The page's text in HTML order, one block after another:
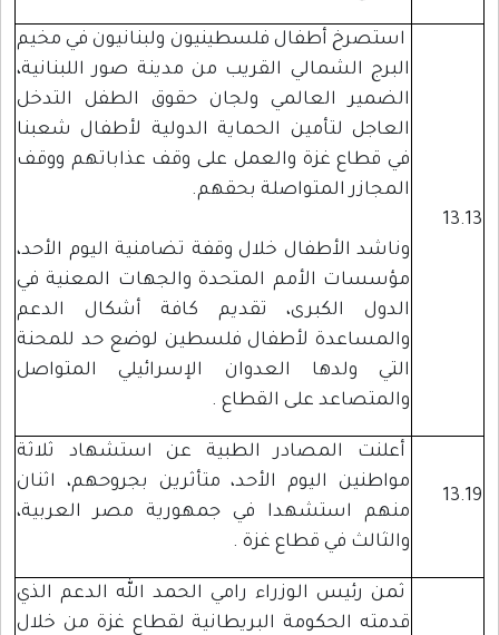
استصرخ أطفال فلسطينيون ولبنانيون في مخيم
البرج الشمالي القريب من مدينة صور اللبنانية،
الضمير العالمي ولجان حقوق الطفل التدخل
العاجل لتأمين الحماية الدولية لأطفال شعبنا
في قطاع غزة والعمل على وقف عذاباتهم ووقف
المجازر المتواصلة بحقهم.
وناشد الأطفال خلال وقفة تضامنية اليوم الأحد،
مؤسسات الأمم المتحدة والجهات المعنية في
الدول الكبرى، تقديم كافة أشكال الدعم
والمساعدة لأطفال فلسطين لوضع حد للمحنة
التي ولدها العدوان الإسرائيلي المتواصل
والمتصاعد على القطاع .
13.13
أعلنت المصادر الطبية عن استشهاد ثلاثة
مواطنين اليوم الأحد، متأثرين بجروحهم، اثنان
منهم استشهدا في جمهورية مصر العربية،
والثالث في قطاع غزة .
13.19
ثمن رئيس الوزراء رامي الحمد الله الدعم الذي
قدمته الحكومة البريطانية لقطاع غزة من خلال